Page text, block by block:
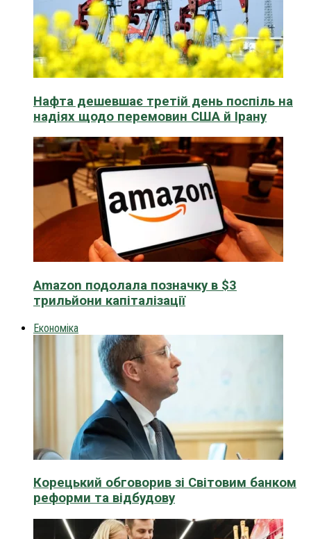
Нафта дешевшає третій день поспіль на
надіях щодо перемовин США й Ірану
Amazon подолала позначку в $3
трильйони капіталізації
Економіка
Корецький обговорив зі Світовим банком
реформи та відбудову